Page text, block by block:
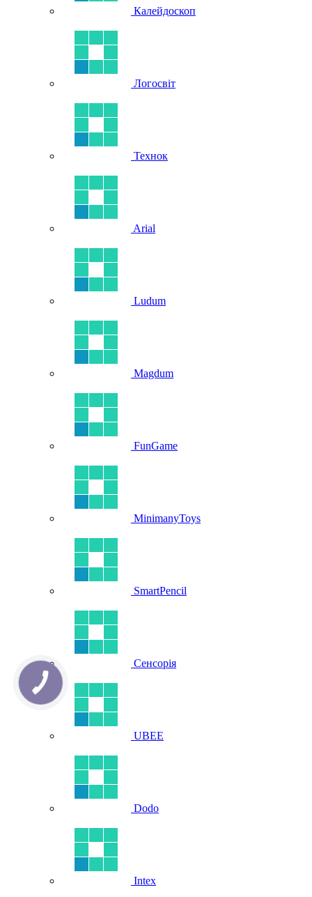
Калейдоскоп
Логосвіт
Технок
Arial
Ludum
Magdum
FunGame
MinimanyToys
SmartPencil
Сенсорія
UBEE
Dodo
Intex